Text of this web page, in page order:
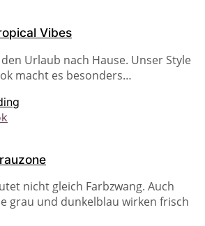
Vibes
Urlaub nach Hause. Unser Style
macht es besonders…
nicht gleich Farbzwang. Auch
grau und dunkelblau wirken frisch